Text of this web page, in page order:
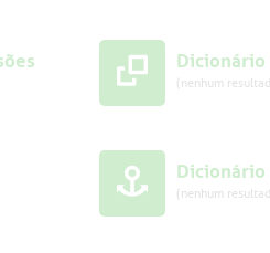
(nenhum
(nenhum